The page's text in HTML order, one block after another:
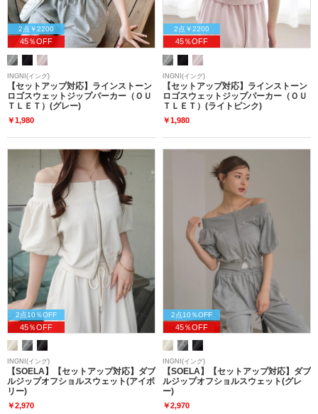
2点￥2200
45％OFF
INGNI(イング)
【セットアップ対応】ラインストーン
ロゴスウェットジップパーカー（ＯＵ
ＴＬＥＴ）(グレー)
￥1,980
2点￥2200
45％OFF
INGNI(イング)
【セットアップ対応】ラインストーン
ロゴスウェットジップパーカー（ＯＵ
ＴＬＥＴ）(ライトピンク)
￥1,980
2点10％OFF
45％OFF
INGNI(イング)
【SOELA】【セットアップ対応】ダブ
ルジップオフショルスウェット(アイボ
リー)
￥2,970
2点10％OFF
45％OFF
INGNI(イング)
【SOELA】【セットアップ対応】ダブ
ルジップオフショルスウェット(グレ
ー)
￥2,970